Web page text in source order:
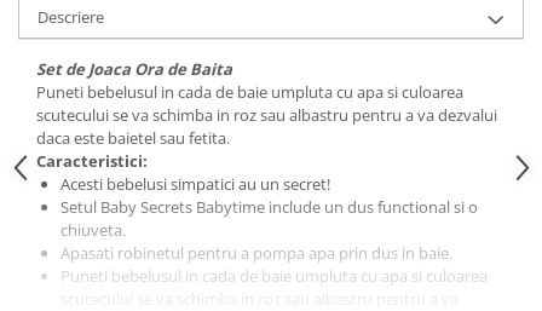
Descriere
Set de Joaca Ora de Baita
Puneti bebelusul in cada de baie umpluta cu apa si culoarea
scutecului se va schimba in roz sau albastru pentru a va dezvalui
daca este baietel sau fetita.
Caracteristici:
Acesti bebelusi simpatici au un secret!
Setul Baby Secrets Babytime include un dus functional si o
chiuveta.
Apasati robinetul pentru a pompa apa prin dus in baie.
Puneti bebelusul in cada de baie umpluta cu apa si culoarea
scutecului se va schimba in roz sau albastru pentru a va